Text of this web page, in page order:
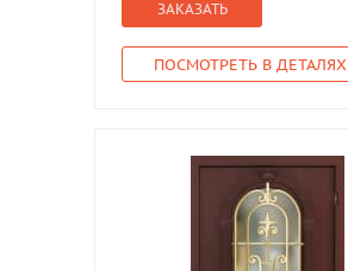
ЗАКАЗАТЬ
ПОСМОТРЕТЬ В ДЕТАЛЯХ